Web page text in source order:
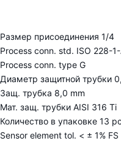
Размер присоединения 1/4
Process conn. std. ISO 228-
Process conn. type G
Диаметр защитной трубки
Защ. трубка 8,0 mm
Мат. защ. трубки AISI 316 Ti
Количество в упаковке 13 pc
Sensor element tol. < ± 1% FS